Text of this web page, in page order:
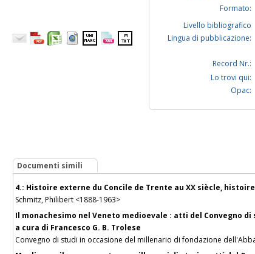
Formato:
Livello bibliografico
Lingua di pubblicazione:
Record Nr.:
Lo trovi qui:
Opac:
Documenti simili
4.: Histoire externe du Concile de Trente au XX siècle,
Schmitz, Philibert <1888-1963>
Il monachesimo nel Veneto medioevale : atti del Convegno
a cura di Francesco G. B. Trolese
Convegno di studi in occasione del millenario di fondazione